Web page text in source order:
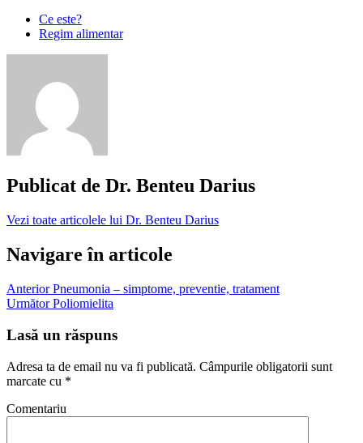
Ce este?
Regim alimentar
Publicat de Dr. Benteu Darius
Vezi toate articolele lui Dr. Benteu Darius
Navigare în articole
AnteriorPneumonia – simptome, preventie, tratament
UrmătorPoliomielita
Lasă un răspuns
Adresa ta de email nu va fi publicată. Câmpurile obligatorii sunt
marcate cu *
Comentariu